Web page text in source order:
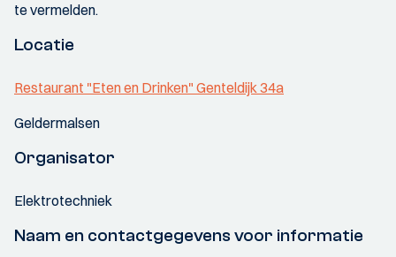
te vermelden.
Locatie
Restaurant "Eten en Drinken" Genteldijk 34a
Geldermalsen
Organisator
Elektrotechniek
Naam en contactgegevens voor informatie